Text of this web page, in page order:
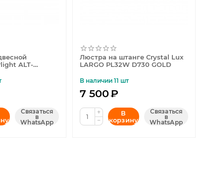
ALT-
Связаться
в
WhatsApp
Люстра на штанге Crystal Lux
LARGO PL32W D730 GOLD
В наличии 11 шт
7 500₽
+
−
В
корзину
Связаться
в
WhatsApp